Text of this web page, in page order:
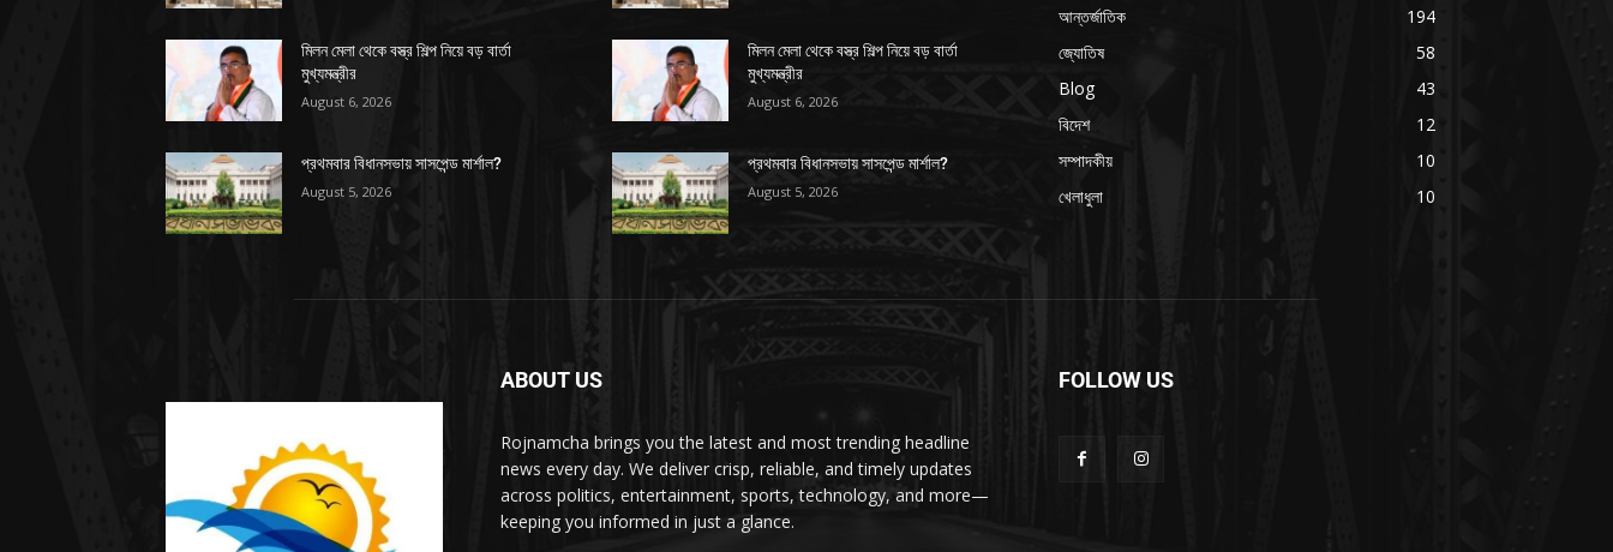
মিলন মেলা থেকে বস্ত্র শিল্প নিয়ে বড় বার্তা
মুখ্যমন্ত্রীর
August 6, 2026
প্রথমবার বিধানসভায় সাসপেন্ড মার্শাল?
August 5, 2026
মিলন মেলা থেকে বস্ত্র শিল্প নিয়ে বড় বার্তা
মুখ্যমন্ত্রীর
August 6, 2026
প্রথমবার বিধানসভায় সাসপেন্ড মার্শাল?
August 5, 2026
আন্তর্জাতিক
194
জ্যোতিষ
58
Blog
43
বিদেশ
12
সম্পাদকীয়
10
খেলাধুলা
10
ABOUT US
Rojnamcha brings you the latest and most trending headline
news every day. We deliver crisp, reliable, and timely updates
across politics, entertainment, sports, technology, and more—
keeping you informed in just a glance.
FOLLOW US